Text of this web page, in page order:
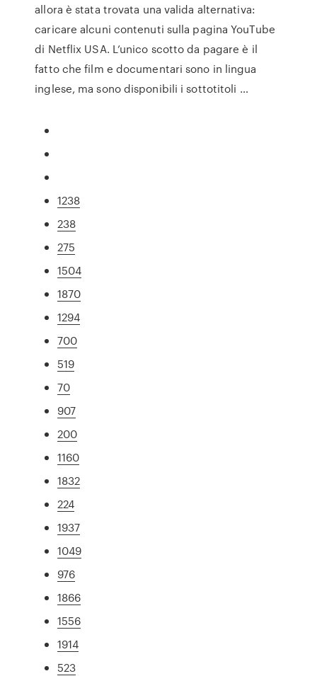
allora è stata trovata una valida alternativa:
caricare alcuni contenuti sulla pagina YouTube
di Netflix USA. L’unico scotto da pagare è il
fatto che film e documentari sono in lingua
inglese, ma sono disponibili i sottotitoli …
1238
238
275
1504
1870
1294
700
519
70
907
200
1160
1832
224
1937
1049
976
1866
1556
1914
523